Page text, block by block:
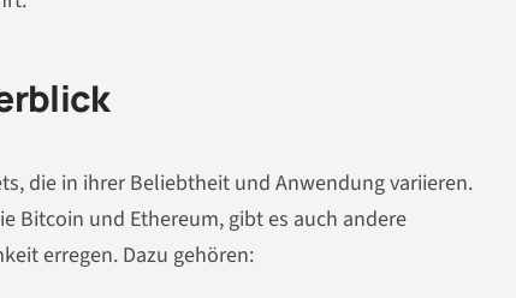
die in ihrer Beliebtheit und Anwendung variieren.
Bitcoin und Ethereum, gibt es auch andere
erregen. Dazu gehören: